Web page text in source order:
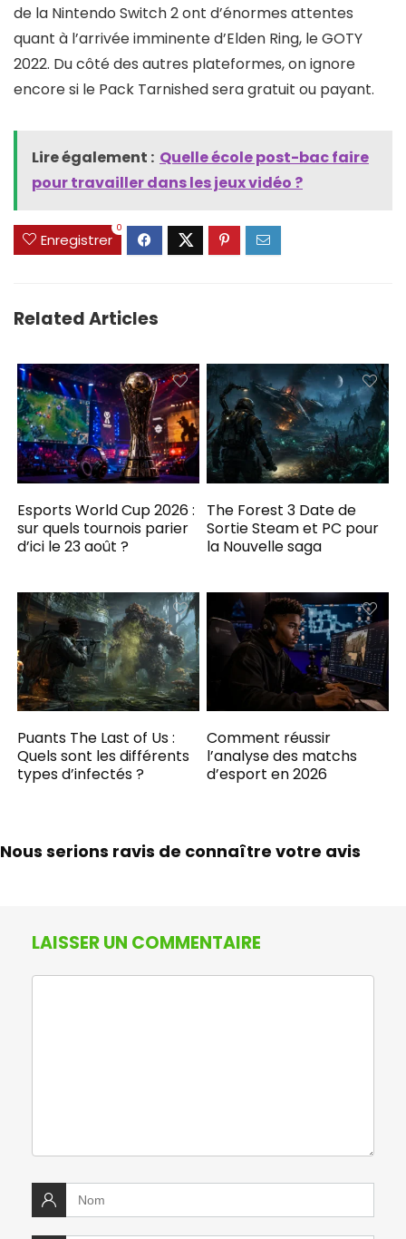
de la Nintendo Switch 2 ont d’énormes attentes
quant à l’arrivée imminente d’Elden Ring, le GOTY
2022. Du côté des autres plateformes, on ignore
encore si le Pack Tarnished sera gratuit ou payant.
Lire également : Quelle école post-bac faire
pour travailler dans les jeux vidéo ?
Enregistrer
0
Related Articles
Esports World Cup 2026 :
sur quels tournois parier
d’ici le 23 août ?
The Forest 3 Date de
Sortie Steam et PC pour
la Nouvelle saga
Puants The Last of Us :
Quels sont les différents
types d’infectés ?
Comment réussir
l’analyse des matchs
d’esport en 2026
Nous serions ravis de connaître votre avis
LAISSER UN COMMENTAIRE